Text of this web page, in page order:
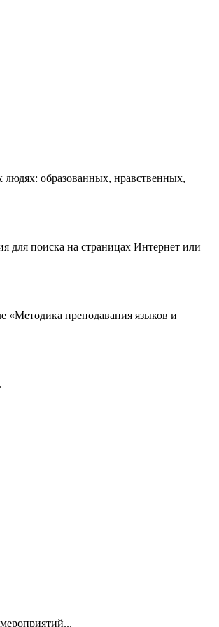
образованных, нравственных,
для поиска на страницах Интернет или
«Методика преподавания языков и